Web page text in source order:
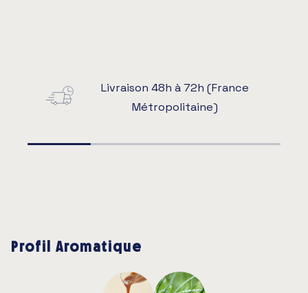
Livraison 48h à 72h (France
Métropolitaine)
Profil Aromatique